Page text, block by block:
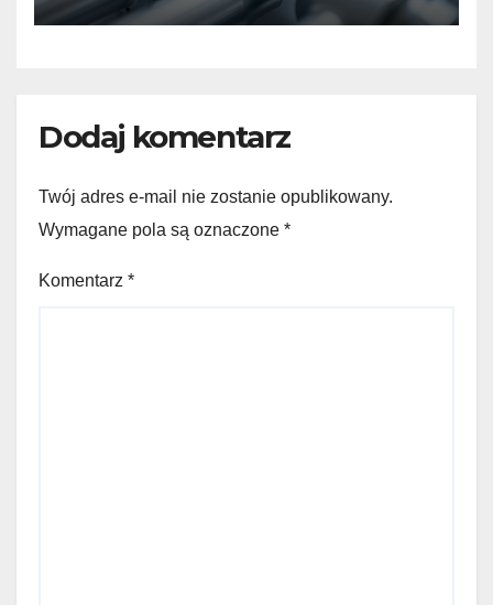
Dodaj komentarz
Twój adres e-mail nie zostanie opublikowany.
Wymagane pola są oznaczone *
Komentarz *